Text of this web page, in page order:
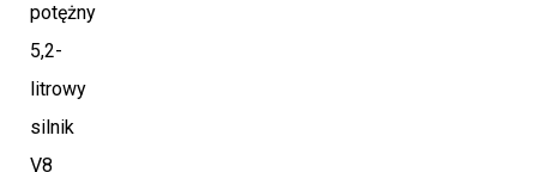
potężny
5,2-
litrowy
silnik
V8